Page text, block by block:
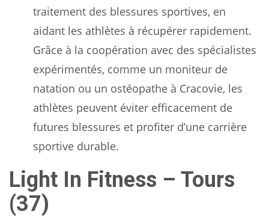
traitement des blessures sportives, en
aidant les athlètes à récupérer rapidement.
Grâce à la coopération avec des spécialistes
expérimentés, comme un moniteur de
natation ou un ostéopathe à Cracovie, les
athlètes peuvent éviter efficacement de
futures blessures et profiter d’une carrière
sportive durable.
Light In Fitness – Tours
(37)